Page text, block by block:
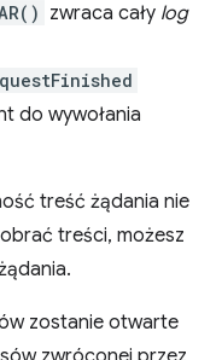
zwraca cały log
do wywołania
treść żądania nie
treści, możesz
zostanie otwarte